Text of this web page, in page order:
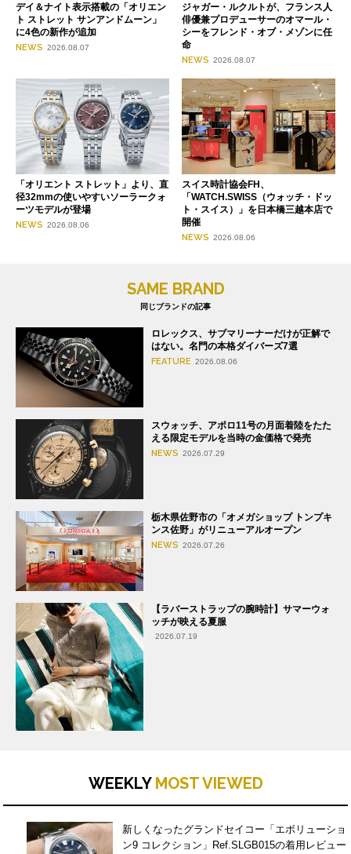
デイ＆ナイト表示搭載の「オリエン
ト ストレット サンアンドムーン」
に4色の新作が追加
NEWS 2026.08.07
ジャガー・ルクルトが、フランス人
俳優兼プロデューサーのオマール・
シーをフレンド・オブ・メゾンに任
命
NEWS 2026.08.07
「オリエント ストレット」より、直
径32mmの使いやすいソーラークォ
ーツモデルが登場
NEWS 2026.08.06
スイス時計協会FH、
「WATCH.SWISS（ウォッチ・ドッ
ト・スイス）」を日本橋三越本店で
開催
NEWS 2026.08.06
SAME BRAND
同じブランドの記事
ロレックス、サブマリーナーだけが正解で
はない。名門の本格ダイバーズ7選
FEATURE 2026.08.06
スウォッチ、アポロ11号の月面着陸をたた
える限定モデルを当時の金価格で発売
NEWS 2026.07.29
栃木県佐野市の「オメガショップ トンプキ
ンス佐野」がリニューアルオープン
NEWS 2026.07.26
【ラバーストラップの腕時計】サマーウォ
ッチが映える夏服
2026.07.19
WEEKLY MOST VIEWED
新しくなったグランドセイコー「エボリューショ
ン9 コレクション」Ref.SLGB015の着用レビュー